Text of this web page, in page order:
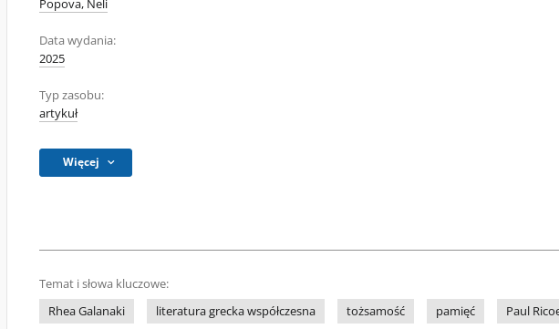
Popova, Neli
Data wydania:
2025
Typ zasobu:
artykuł
Więcej
Temat i słowa kluczowe:
Rhea Galanaki
literatura grecka współczesna tożsamość pamięć Paul